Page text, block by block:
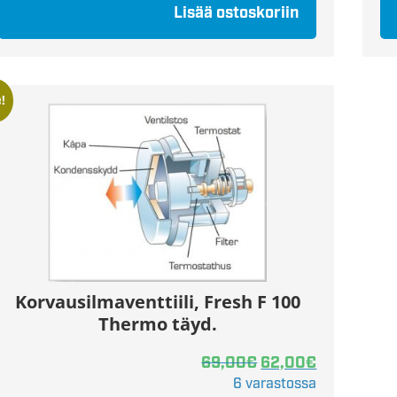
Lisää ostoskoriin
Korvausilmaventtiili, Fresh F 100
Thermo täyd.
69,00€62,00€
6 varastossa